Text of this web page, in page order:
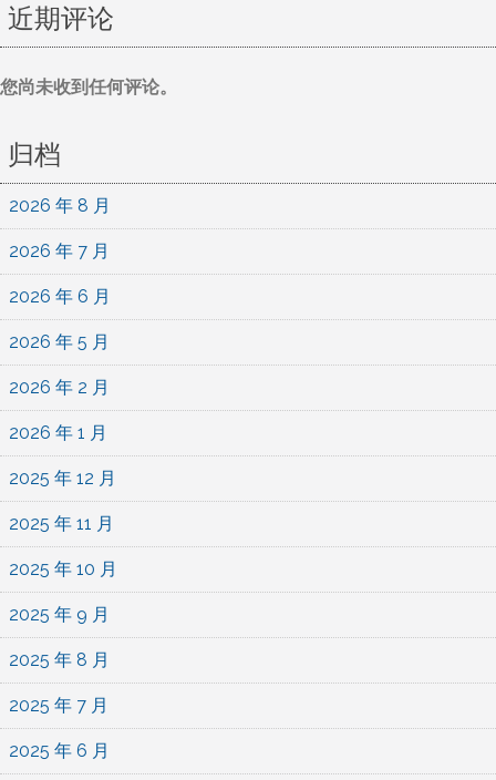
近期评论
您尚未收到任何评论。
归档
2026 年 8 月
2026 年 7 月
2026 年 6 月
2026 年 5 月
2026 年 2 月
2026 年 1 月
2025 年 12 月
2025 年 11 月
2025 年 10 月
2025 年 9 月
2025 年 8 月
2025 年 7 月
2025 年 6 月